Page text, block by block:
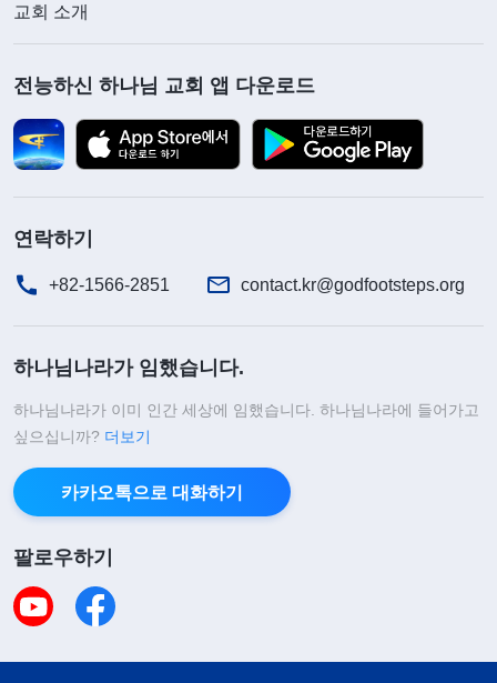
교회 소개
전능하신 하나님 교회 앱 다운로드
연락하기
+82-1566-2851 contact.kr@godfootsteps.org
하나님나라가 임했습니다.
하나님나라가 이미 인간 세상에 임했습니다. 하나님나라에 들어가고
싶으십니까? 더보기
카카오톡으로 대화하기
팔로우하기